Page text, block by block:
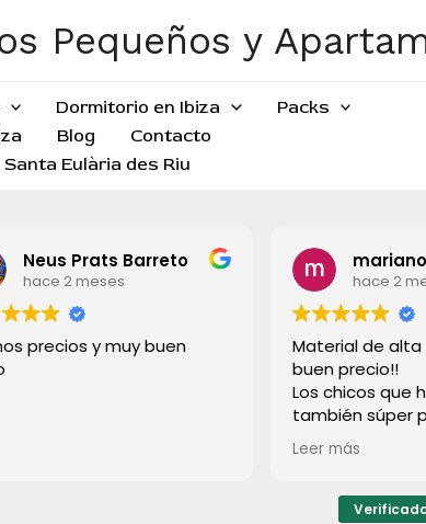
Pequeños y
Dormitorio en Ibiza
Packs
Blog
Contacto
Eulària des Riu
Neus Prats Barreto
hace 2 meses
precios y muy buen
hace 2
Material de
buen precio!!
Los chicos que
también súper
rápido e súper
recomiendo a
Leer más